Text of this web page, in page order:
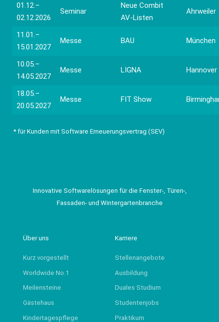
01.12.–
02.12.2026
Seminar
Neue Combit
AV-Listen
Ahrweiler
11.01.–
15.01.2027
Messe BAU München
10.05.–
14.05.2027
Messe LIGNA Hannover
18.05.–
20.05.2027
Messe FIT Show
* für Kunden mitSoftware Erneuerungsvertrag (SEV)
Innovative Softwarelösungen für die Fenster-, Türen-,
Fassaden- und Wintergartenbranche
Über uns
Kurz vorgestellt
Worldwide No.1
Meilensteine
Gästehaus
Kindertagespflege
Karriere
Stellenangebote
Ausbildung
Duales Studium
Studentenjobs
Praktikum